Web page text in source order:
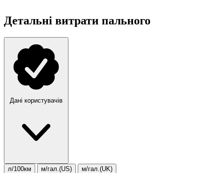
Детальні витрати пального
Дані користувачів
л/100км м/гал.(US) м/гал.(UK)